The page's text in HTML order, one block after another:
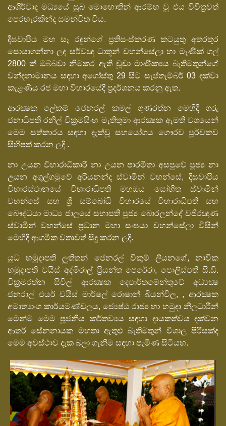
ආශිර්වාද මධ්‍යයේ සුබ මොහොතින් ආරම්භ වූ එය විචිත්‍රවත්
පෙරහැරකින්ද සමන්විත විය.
දීඝවාපිය මහ සෑ රඳුන්ගේ ප්‍රතිසංස්කරණ කටයුතු අතරතුර
සොයාගන්නා ලද සර්වඥ ධාතූන් වහන්සේලා හා මැණික් ගල්
2800 ක් ඔබ්බවා නිමකර ඇති චූඩා මාණික්‍යය බැතිමතුන්ගේ
වන්දනාමානය සඳහා අගෝස්තු 29 සිට සැප්තැම්බර් 03 දක්වා
කැළණිය රජ මහා විහාරයේදී ප්‍රදර්ශනය කරනු ඇත.
ආරක්‍ෂක ලේකම් ජෙනරල් කමල් ගුණරත්න මෙහිදී ගරු
ජනාධිපති රනිල් වික්‍රමසිංහ මැතිතුමා ආරක්‍ෂක ඇමති වශයෙන්
මෙම සත්කාරය සඳහා දැක්වූ සහයෝගය ගෞරව පූර්වකව
සිහිපත් කරන ලදි .
නා උයන විහාරාධිකාරි නා උයන පාරමිතා අසපුවේ පූජ්‍ය නා
උයන අගුල්ගමුවේ අරියනන්ද ස්වාමීන් වහන්සේ, දීඝවාපිය
විහාරස්ථානයේ විහාරාධිපති මහඔය සෝභිත ස්වාමීන්
වහන්සේ සහ ශ්‍රී සම්බෝධි විහාරයේ විහාරාධිපති සහ
බෞද්ධයා මාධ්‍ය ජාලයේ සභාපති පූජ්‍ය බොරලන්දේ වජිරඥාණ
ස්වාමීන් වහන්සේ ප්‍රධාන මහා සංඝයා වහන්සේලා විසින්
මෙහිදී ආගමික වතාවත් සිදු කරන ලදි.
යුධ හමුදාපති ලුතිතන් ජෙනරල් විකුම් ලියනගේ, නාවික
හමුදාපති වයිස් අද්මිරාල් ප්‍රියන්ත පෙරේරා, පොලිස්පති සී.ඩී.
වික්‍රමරත්න සිවිල් ආරක්‍ෂක දෙපාර්තමේන්තුවේ අධ්‍යක්‍ෂ
ජනරාල් එයර් වයිස් මාර්ෂල් රොෂාන් බියන්විල, , ආරක්‍ෂක
අමාත්‍යාංශ කාර්යමණ්ඩලය, ජ්‍යෙෂ්ඨ රාජ්‍ය හා හමුදා නිලධාරීන්
මෙන්ම මෙම පූජනීය කර්තව්‍යය සඳහා දායකත්වය දක්වන
ආතර් සේනනායක මහතා ඇතුළු බැතිමතුන් විශාල පිරිසක්ද
මෙම අවස්ථාව දැක බලා ගැනීම සඳහා පැමිණ සිටියහ.